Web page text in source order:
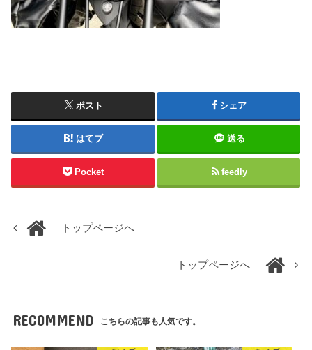
ポスト シェア
はてブ 送る
Pocket feedly
トップページへ
トップページへ
RECOMMEND こちらの記事も人気です。